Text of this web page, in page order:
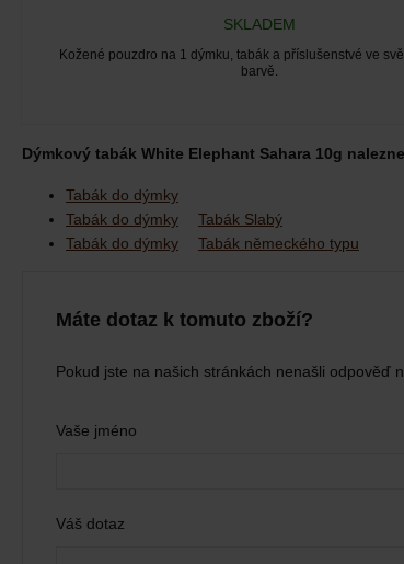
SKLADEM
Kožené pouzdro na 1 dýmku, tabák a příslušenstvé ve
barvě.
Dýmkový tabák White Elephant Sahara 10g
Tabák do dýmky
Tabák do dýmky
Tabák Slabý
Tabák do dýmky
Tabák německého typu
Máte dotaz k tomuto zboží?
Pokud jste na našich stránkách nenašli odpověď
Vaše jméno
Váš dotaz